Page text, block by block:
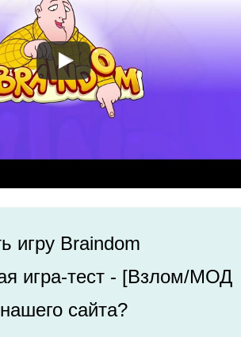
игру Braindom
игра-тест - [Взлом/МОД
сайта?